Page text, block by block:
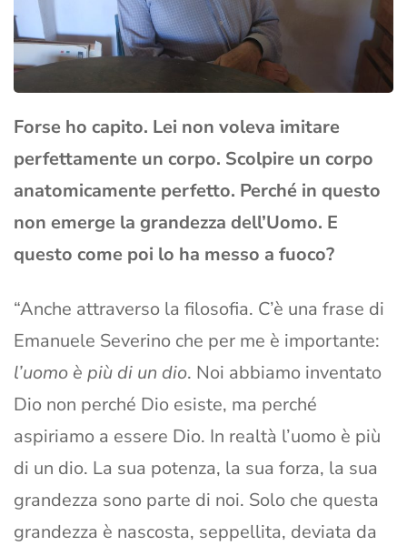
Forse ho capito. Lei non voleva imitare
perfettamente un corpo. Scolpire un corpo
anatomicamente perfetto. Perché in questo
non emerge la grandezza dell’Uomo. E
questo come poi lo ha messo a fuoco?
“Anche attraverso la filosofia. C’è una frase di
Emanuele Severino che per me è importante:
l’uomo è più di un dio. Noi abbiamo inventato
Dio non perché Dio esiste, ma perché
aspiriamo a essere Dio. In realtà l’uomo è più
di un dio. La sua potenza, la sua forza, la sua
grandezza sono parte di noi. Solo che questa
grandezza è nascosta, seppellita, deviata da